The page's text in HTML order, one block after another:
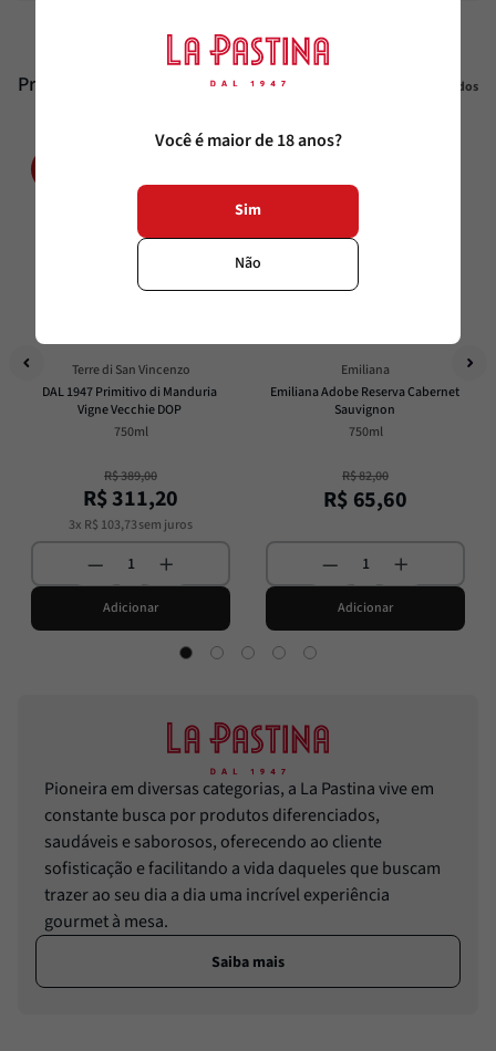
Produtos similares Veja todos
Terre di San Vincenzo
DAL 1947 Primitivo di Manduria
Vigne Vecchie DOP
750ml
R$389,00
R$311,20
3x R$ 103,73sem juros
Adicionar
Emiliana
Emiliana Adobe Reserva Cabernet
Sauvignon
750ml
R$82,00
R$ 65,60
Adicionar
Pioneira em diversas categorias, a La Pastina vive em
constante busca por produtos diferenciados,
saudáveis e saborosos, oferecendo ao cliente
sofisticação e facilitando a vida daqueles que buscam
trazer ao seu dia a dia uma incrível experiência
gourmet à mesa.
Saiba mais
Você é maior de 18 anos?
Sim
Não